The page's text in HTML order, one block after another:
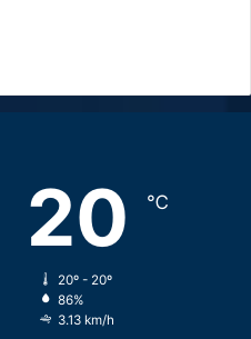
20 ℃
20º - 20º
86%
3.13 km/h